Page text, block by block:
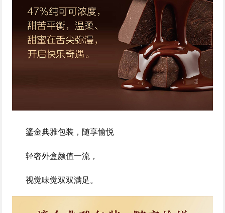
鎏金典雅包装，随享愉悦
轻奢外盒颜值一流，
视觉味觉双双满足。